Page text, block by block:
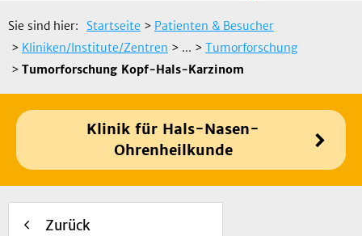
Sie sind hier: Startseite > Patienten & Besucher
> Kliniken/Institute/Zentren > ... > Tumorforschung
> Tumorforschung Kopf-Hals-Karzinom
Klinik für Hals-Nasen-
Ohrenheilkunde
Zurück